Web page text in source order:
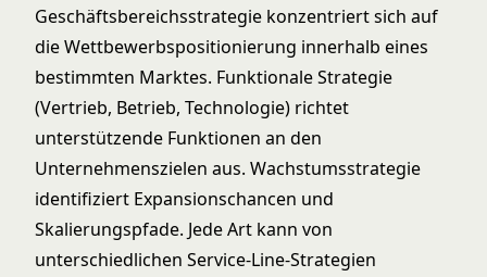
Geschäftsbereichsstrategie konzentriert sich auf
die Wettbewerbspositionierung innerhalb eines
bestimmten Marktes. Funktionale Strategie
(Vertrieb, Betrieb, Technologie) richtet
unterstützende Funktionen an den
Unternehmenszielen aus. Wachstumsstrategie
identifiziert Expansionschancen und
Skalierungspfade. Jede Art kann von
unterschiedlichen Service-Line-Strategien